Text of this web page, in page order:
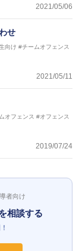
2021/05/06
せ
向け #チームオフェンス
2021/05/11
オフェンス #オフェンス
2019/07/24
者向け
相談する